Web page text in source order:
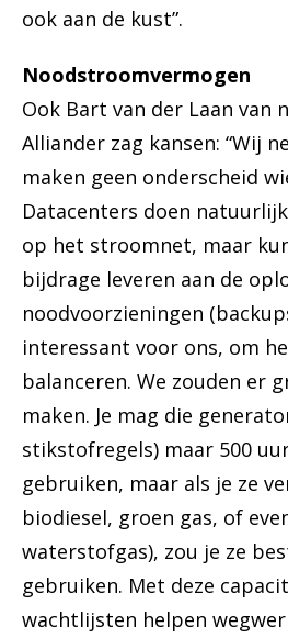
ook aan de kust”.
Noodstroomvermogen
Ook Bart van der Laan van
Alliander zag kansen: “Wij
maken geen onderscheid
Datacenters doen
op het stroomnet, maar
bijdrage leveren aan de
noodvoorzieningen
interessant voor ons, om
balanceren. We zouden er
maken. Je mag die
stikstofregels) maar 500
gebruiken, maar als je ze
biodiesel, groen gas, of
waterstofgas), zou je ze
gebruiken. Met deze
wachtlijsten helpen